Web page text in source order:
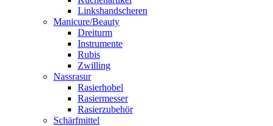
Linkshandscheren
Manicure/Beauty
Dreiturm
Instrumente
Rubis
Zwilling
Nassrasur
Rasierhobel
Rasiermesser
Rasierzubehör
Schärfmittel